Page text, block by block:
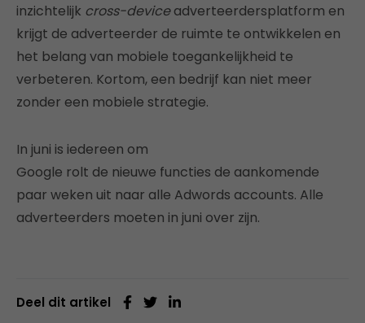
inzichtelijk cross-deviceadverteerdersplatform en
krijgt de adverteerder de ruimte te ontwikkelen en
het belang van mobiele toegankelijkheid te
verbeteren. Kortom, een bedrijf kan niet meer
zonder een mobiele strategie.
In juni is iedereen om
Google rolt de nieuwe functies de aankomende
paar weken uit naar alle Adwords accounts. Alle
adverteerders moeten in juni over zijn.
Deel dit artikel